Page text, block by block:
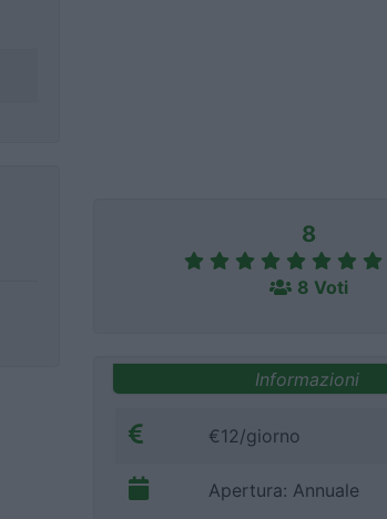
8
8 Voti
Informazioni
€12/giorno
Apertura: Annuale